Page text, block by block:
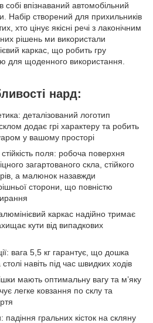
впізнаваний автомобільний
Набір створений для прихильників
хто цінує якісні речі з лаконічним
рішень ми використали
каркас, що робить гру
для щоденного використання.
нард:
деталізований логотип
додає грі характеру та робить
у вашому просторі
стійкість поля: робоча поверхня
загартованого скла, стійкого
а малюнок назавжди
сторони, що повністю
каркас надійно тримає
кути від випадкових
вага 5,5 кг гарантує, що дошка
навіть під час швидких ходів
мають оптимальну вагу та м’яку
легке ковзання по склу та
падіння гральних кісток на скляну